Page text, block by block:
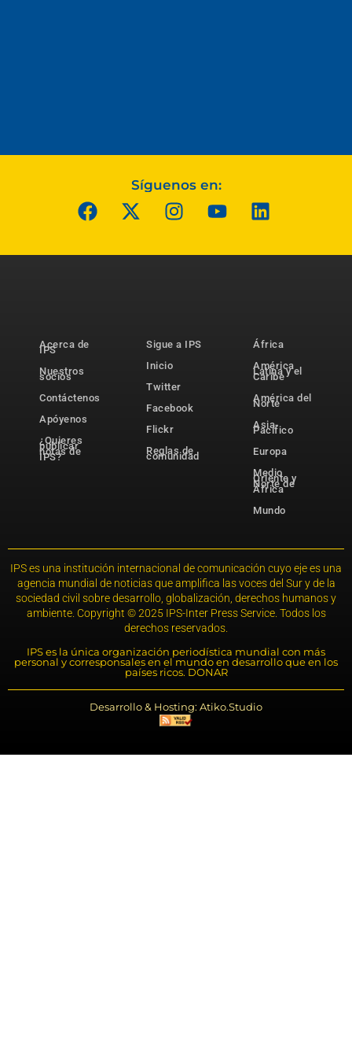
Síguenos en:
Acerca de
IPS
Nuestros
socios
Contáctenos
Apóyenos
¿Quieres
publicar
notas de
IPS?
Sigue a IPS
Inicio
Twitter
Facebook
Flickr
Reglas de
comunidad
África
América
Latina y el
Caribe
América del
Norte
Asia-
Pacífico
Europa
Medio
Oriente y
Norte de
África
Mundo
IPS es una institución internacional de comunicación cuyo eje es una
agencia mundial de noticias que amplifica las voces del Sur y de la
sociedad civil sobre desarrollo, globalización, derechos humanos y
ambiente. Copyright © 2025 IPS-Inter Press Service. Todos los
derechos reservados.
IPS es la única organización periodística mundial con más
personal y corresponsales en el mundo en desarrollo que en los
países ricos. DONAR
Desarrollo & Hosting: Atiko.Studio